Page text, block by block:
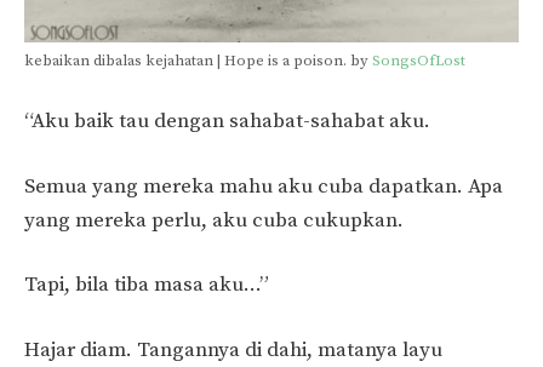
kebaikan dibalas kejahatan | Hope is a poison. bySongsOfLost
“Aku baik tau dengan sahabat-sahabat aku.
Semua yang mereka mahu aku cuba dapatkan. Apa
yang mereka perlu, aku cuba cukupkan.
Tapi, bila tiba masa aku…”
Hajar diam. Tangannya di dahi, matanya layu